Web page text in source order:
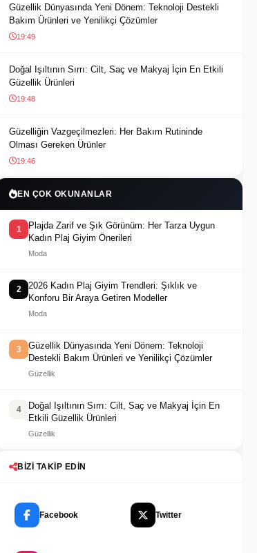
Güzellik Dünyasında Yeni Dönem: Teknoloji Destekli
Bakım Ürünleri ve Yenilikçi Çözümler
19:49
Doğal Işıltının Sırrı: Cilt, Saç ve Makyaj İçin En Etkili
Güzellik Ürünleri
19:48
Güzelliğin Vazgeçilmezleri: Her Bakım Rutininde
Olması Gereken Ürünler
19:46
EN ÇOK OKUNANLAR
1
Plajda Zarif ve Şık Görünüm: Her Tarza Uygun
Kadın Plaj Giyim Önerileri
Moda
2
2026 Kadın Plaj Giyim Trendleri: Şıklık ve
Konforu Bir Araya Getiren Modeller
Moda
3
Güzellik Dünyasında Yeni Dönem: Teknoloji
Destekli Bakım Ürünleri ve Yenilikçi Çözümler
Güzellik
4
Doğal Işıltının Sırrı: Cilt, Saç ve Makyaj İçin En
Etkili Güzellik Ürünleri
Güzellik
BIZI TAKIP EDIN
Facebook Twitter